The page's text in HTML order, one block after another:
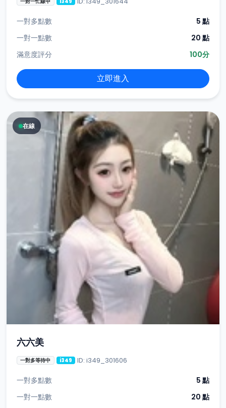
一對多點數
5 點
一對一點數
20 點
滿意度評分
100分
立即進入
在線
六六美
一對多等待中 i349 ID: i349_301606
一對多點數
5 點
一對一點數
20 點